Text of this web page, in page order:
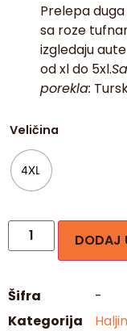
Prelepa
sa roze
izgledaju
od xl do 5xl.
porekla:
Veličina
4XL
DODAJ
Šifra
-
Kategorija